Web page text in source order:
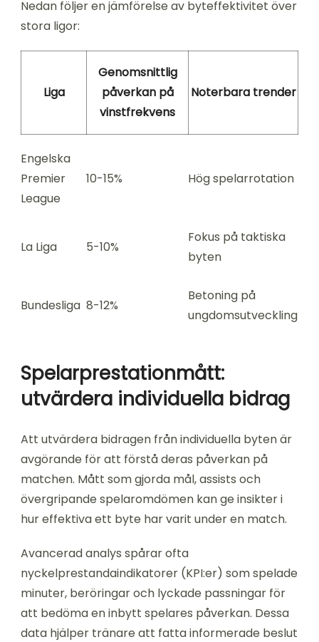
Nedan följer en jämförelse av byteffektivitet över
stora ligor:
Liga
Genomsnittlig
påverkan på
vinstfrekvens
Noterbara trender
Engelska
Premier
League
10-15% Hög spelarrotation
La Liga 5-10%
Fokus på taktiska
byten
Bundesliga 8-12%
Betoning på
ungdomsutveckling
Spelarprestationmått:
utvärdera individuella bidrag
Att utvärdera bidragen från individuella byten är
avgörande för att förstå deras påverkan på
matchen. Mått som gjorda mål, assists och
övergripande spelaromdömen kan ge insikter i
hur effektiva ett byte har varit under en match.
Avancerad analys spårar ofta
nyckelprestandaindikatorer (KPI:er) som spelade
minuter, beröringar och lyckade passningar för
att bedöma en inbytt spelares påverkan. Dessa
data hjälper tränare att fatta informerade beslut